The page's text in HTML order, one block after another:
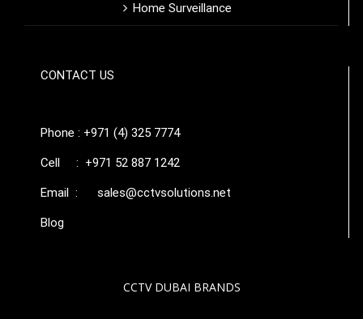
Home Surveillance
CONTACT US
Phone : +971 (4) 325 7774
Cell : +971 52 887 1242
Email : sales@cctvsolutions.net
Blog
CCTV DUBAI BRANDS